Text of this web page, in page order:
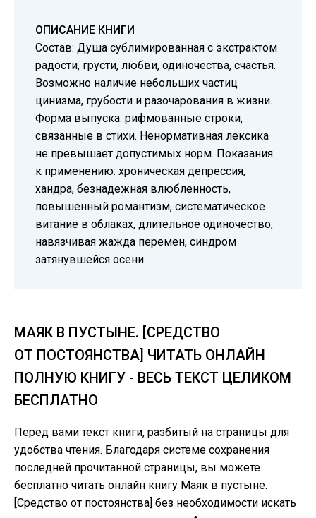
ОПИСАНИЕ КНИГИ
Состав: Душа сублимированная с экстрактом
радости, грусти, любви, одиночества, счастья.
Возможно наличие небольших частиц
цинизма, грубости и разочарования в жизни.
Форма выпуска: рифмованные строки,
связанные в стихи. Ненормативная лексика
не превышает допустимых норм. Показания
к применению: хроническая депрессия,
хандра, безнадежная влюбленность,
повышенный романтизм, систематическое
витание в облаках, длительное одиночество,
навязчивая жажда перемен, синдром
затянувшейся осени.
МАЯК В ПУСТЫНЕ. [СРЕДСТВО
ОТ ПОСТОЯНСТВА] ЧИТАТЬ ОНЛАЙН
ПОЛНУЮ КНИГУ - ВЕСЬ ТЕКСТ ЦЕЛИКОМ
БЕСПЛАТНО
Перед вами текст книги, разбитый на страницы для
удобства чтения. Благодаря системе сохранения
последней прочитанной страницы, вы можете
бесплатно читать онлайн книгу Маяк в пустыне.
[Средство от постоянства] без необходимости искать